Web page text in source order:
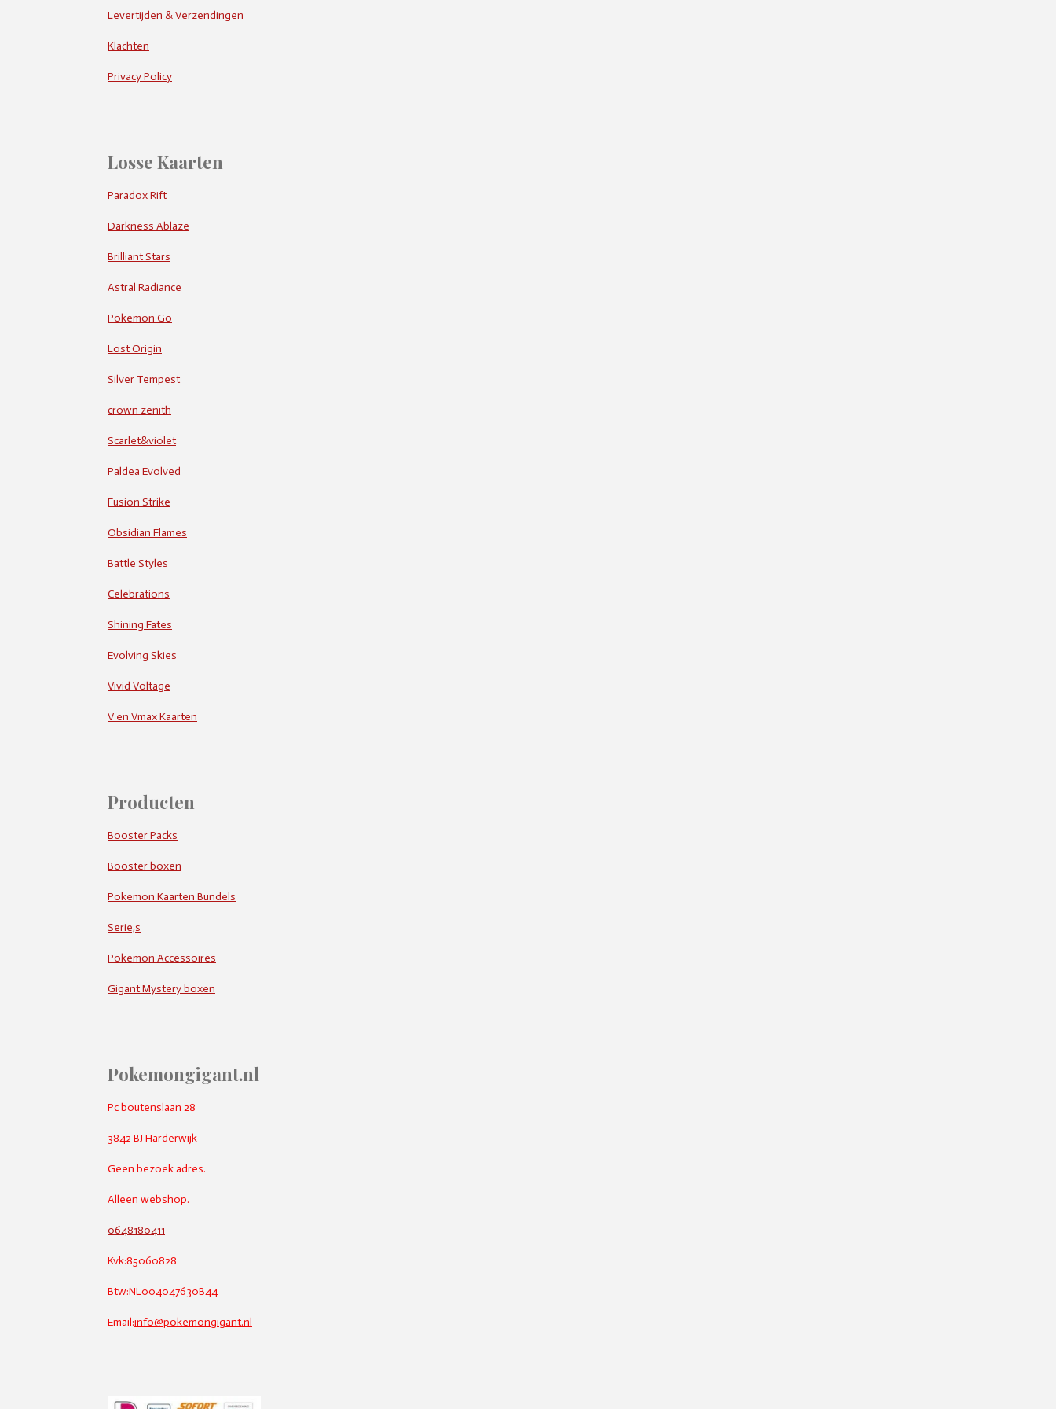
Levertijden & Verzendingen
Klachten
Privacy Policy
Losse Kaarten
Paradox Rift
Darkness Ablaze
Brilliant Stars
Astral Radiance
Pokemon Go
Lost Origin
Silver Tempest
crown zenith
Scarlet&violet
Paldea Evolved
Fusion Strike
Obsidian Flames
Battle Styles
Celebrations
Shining Fates
Evolving Skies
Vivid Voltage
V en Vmax Kaarten
Producten
Booster Packs
Booster boxen
Pokemon Kaarten Bundels
Serie,s
Pokemon Accessoires
Gigant Mystery boxen
Pokemongigant.nl
Pc boutenslaan 28
3842 BJ Harderwijk
Geen bezoek adres.
Alleen webshop.
0648180411
Kvk:85060828
Btw:NL004047630B44
Email:info@pokemongigant.nl